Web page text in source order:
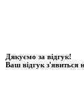
Дякуємо за відгук!
Ваш відгук з'явиться